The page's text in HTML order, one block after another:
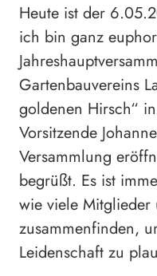
Heute ist der
ich bin ganz
Gartenbauvereins
goldenen Hirsch“
Vorsitzende
Versammlung
begrüßt. Es ist
wie viele Mitglieder
zusammenfinden,
Leidenschaft zu